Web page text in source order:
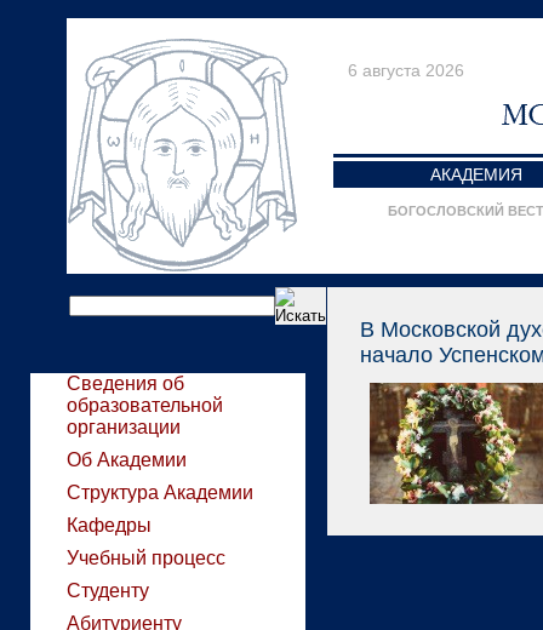
6 августа 2026
АКАДЕМИЯ
БОГОСЛОВСКИЙ
Сведения об
образовательной
организации
Об Академии
Структура Академии
Кафедры
Учебный процесс
Студенту
Абитуриенту
В Московской
начало